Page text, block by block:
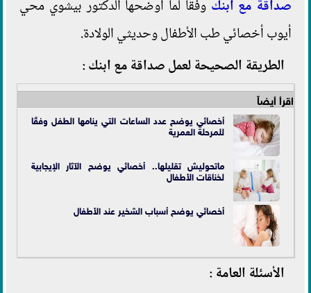
صداقة مع ابنك وفقاً لما أوضحها الدكتور بيشوي محي
أيوب أخصائي طب الأطفال وحديثي الولادة.
الطريقة الصحيحة لعمل صداقة مع ابنك :
اقرأ أيضاً
أخصائي يوضح عدد الساعات التي ينامها الطفل وفقًا
للمرحلة العمرية
ماتحوليش تقليلها.. أخصائي يوضح الآثار الإيجابية
لخناقات الأطفال
أخصائي يوضح أسباب الشخير عند الأطفال
الأسئلة العامة :